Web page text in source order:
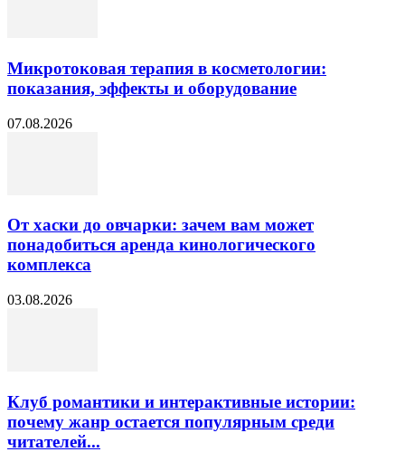
Микротоковая терапия в косметологии:
показания, эффекты и оборудование
07.08.2026
От хаски до овчарки: зачем вам может
понадобиться аренда кинологического
комплекса
03.08.2026
Клуб романтики и интерактивные истории:
почему жанр остается популярным среди
читателей...